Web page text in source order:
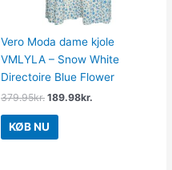
Vero Moda dame kjole
VMLYLA – Snow White
Directoire Blue Flower
379.95kr. 189.98kr.
KØB NU